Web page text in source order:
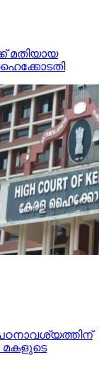
മതിയായ
മകളുടെ